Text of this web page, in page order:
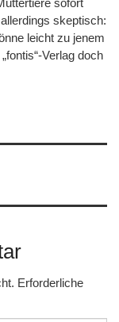
sofort
skeptisch:
leicht zu jenem
Verlag doch
Erforderliche